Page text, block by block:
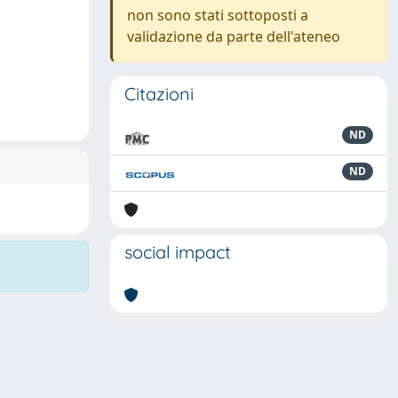
non sono stati sottoposti a
validazione da parte dell'ateneo
Citazioni
ND
ND
social impact